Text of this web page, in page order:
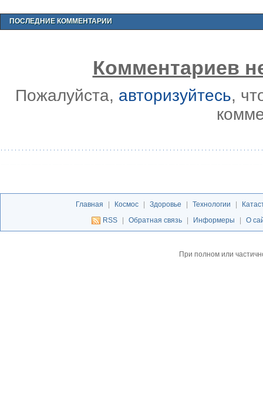
ПОСЛЕДНИЕ КОММЕНТАРИИ
Комментариев
Пожалуйста, авторизуйтесь,
Главная Космос Здоровье Технологии
RSS
Обратная связь Информеры О
При полном или